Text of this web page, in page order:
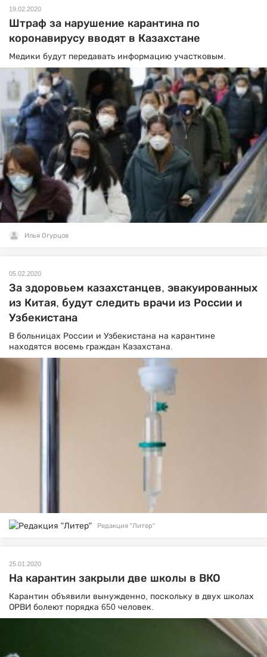
19.02.2020
Штраф за нарушение карантина по
коронавирусу вводят в Казахстане
Медики будут передавать информацию участковым.
Илья Огурцов
05.02.2020
За здоровьем казахстанцев, эвакуированных
из Китая, будут следить врачи из России и
Узбекистана
В больницах России и Узбекистана на карантине
находятся восемь граждан Казахстана.
Редакция "Литер"
25.01.2020
На карантин закрыли две школы в ВКО
Карантин объявили вынужденно, поскольку в двух школах
ОРВИ болеют порядка 650 человек.